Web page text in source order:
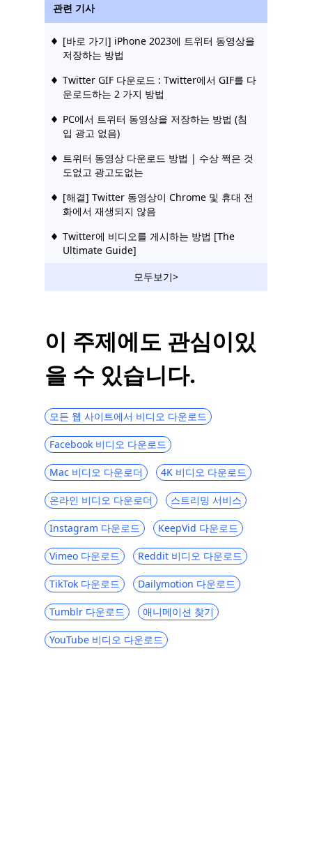
관련 기사
[바로 가기] iPhone 2023에 트위터 동영상을
저장하는 방법
Twitter GIF 다운로드 : Twitter에서 GIF를 다
운로드하는 2 가지 방법
PC에서 트위터 동영상을 저장하는 방법 (침
입 광고 없음)
트위터 동영상 다운로드 방법 | 수상 쩍은 것
도없고 광고도없는
[해결] Twitter 동영상이 Chrome 및 휴대 전
화에서 재생되지 않음
Twitter에 비디오를 게시하는 방법 [The
Ultimate Guide]
5 최고의 PC 및 전화 용 트위터 비디오 다운
로더 앱
Top 4 Twitter 비디오 변환기 : Twitter 용 비
디오 변환
모두보기>
이 주제에도 관심이있
을 수 있습니다.
모든 웹 사이트에서 비디오 다운로드
Facebook 비디오 다운로드
Mac 비디오 다운로더 4K 비디오 다운로드
온라인 비디오 다운로더 스트리밍 서비스
Instagram 다운로드 KeepVid 다운로드
Vimeo 다운로드 Reddit 비디오 다운로드
TikTok 다운로드 Dailymotion 다운로드
Tumblr 다운로드 애니메이션 찾기
YouTube 비디오 다운로드